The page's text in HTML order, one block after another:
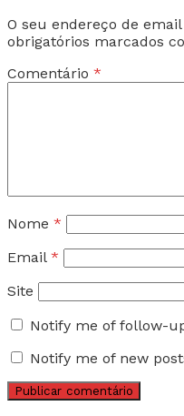
O seu endereço de
obrigatórios marcados
Comentário *
Nome *
Email *
Site
Notify me of follow-
Notify me of new